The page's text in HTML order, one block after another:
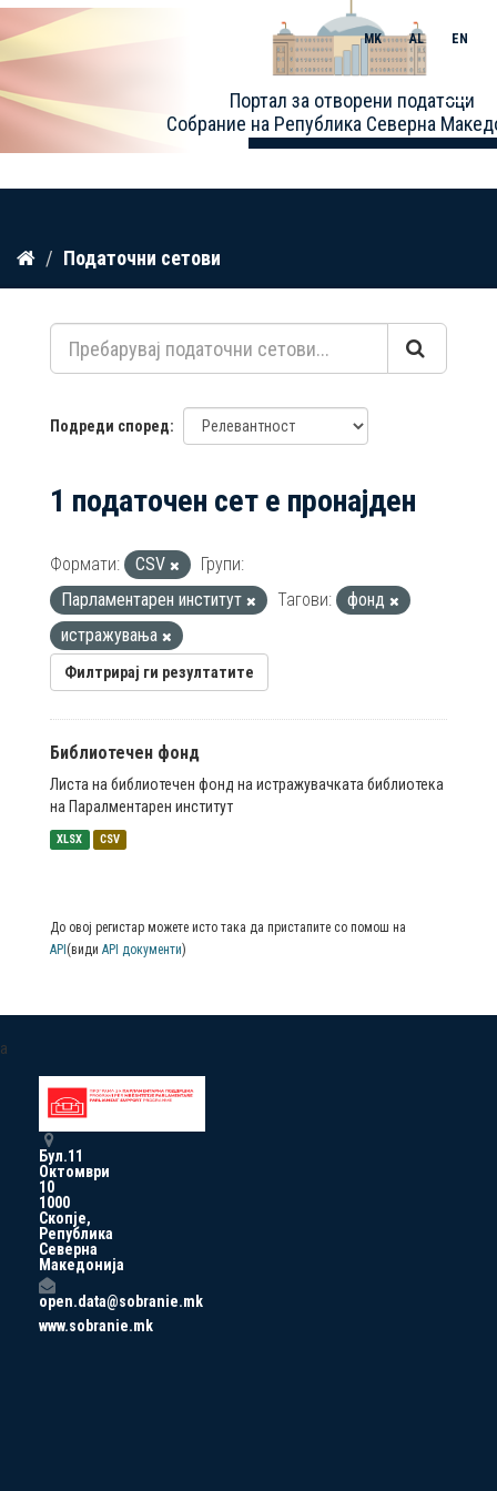
Прескокнете
содржина
Портал за отворени податоци
Собрание на Република Северна
MK AL EN
Toggle
Податочни сетови
Подреди според
1 податочен сет е пронајден
Формати: CSV
Групи:
Парламентарен институт
Тагови:
фонд
истражувања
Филтрирај ги резултатите
Библиотечен фонд
Листа на библиотечен фонд на истражувачката библиотека
на Паралментарен институт
XLSX CSV
До овој регистар можете исто така да пристапите со помош на
API (види API документи)
a
Бул.11
Октомври
10
1000
Скопје,
Република
Северна
Македонија
open.data@sobranie.mk
www.sobranie.mk